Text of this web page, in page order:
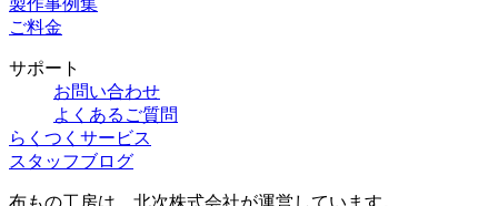
製作事例集
ご料金
サポート
お問い合わせ
よくあるご質問
らくつくサービス
スタッフブログ
布もの工房は、北次株式会社が運営しています。